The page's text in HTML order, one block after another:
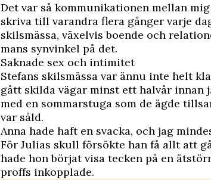
Det var så kommunikationen mellan
skriva till varandra flera gånger varje
skilsmässa, växelvis boende och
mans synvinkel på det.
Saknade sex och intimitet
Stefans skilsmässa var ännu inte helt
gått skilda vägar minst ett halvår innan
med en sommar­stuga som de ägde
var såld.
Anna hade haft en svacka, och jag
För Julias skull försökte han få allt att
hade hon börjat visa tecken på en
proffs inkopplade.